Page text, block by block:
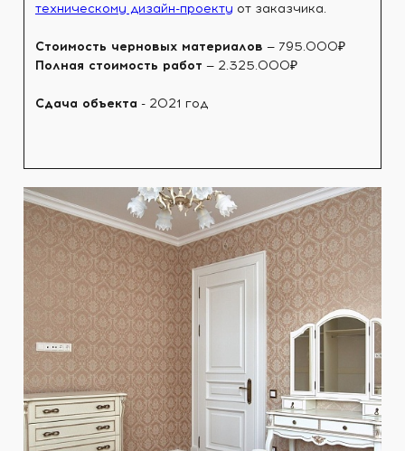
техническому дизайн-проекту от заказчика.
Стоимость черновых материалов — 795.000₽
Полная стоимость работ — 2.325.000₽
Сдача объекта - 2021 год